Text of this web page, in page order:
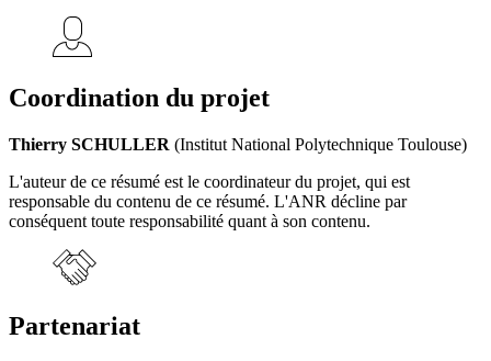
Coordination du projet
Thierry SCHULLER (Institut National Polytechnique Toulouse)
L'auteur de ce résumé est le coordinateur du projet, qui est
responsable du contenu de ce résumé. L'ANR décline par
conséquent toute responsabilité quant à son contenu.
Partenariat